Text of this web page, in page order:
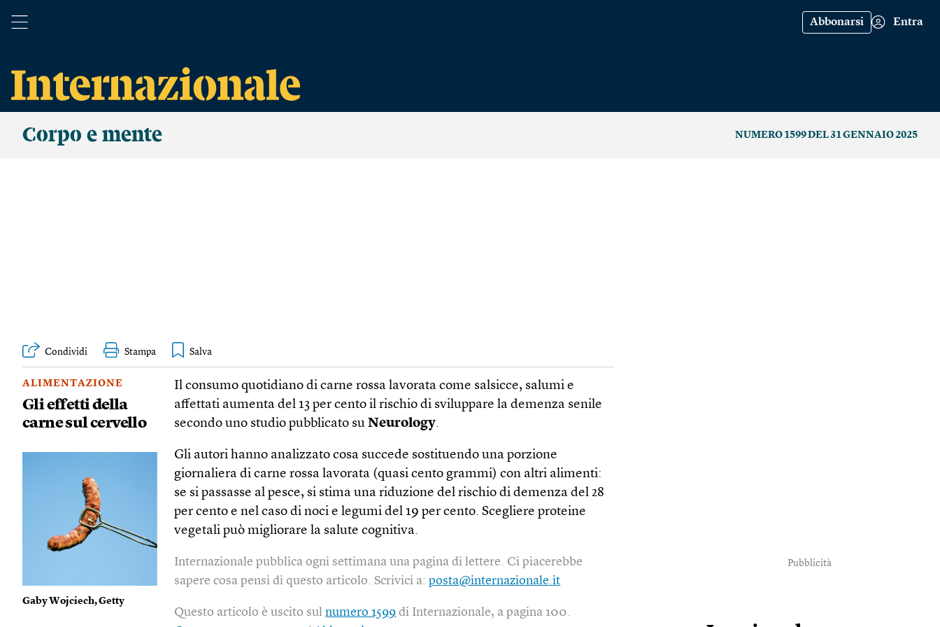
Abbonarsi Entra
Corpo e mente NUMERO 1599 DEL 31 GENNAIO 2025
Condividi Stampa
ALIMENTAZIONE
Gli effetti della
carne sul cervello
Gaby Wojciech, Getty
Il consumo quotidiano di carne rossa lavorata come salsicce, salumi e
affettati aumenta del 13 per cento il rischio di sviluppare la demenza senile
secondo uno studio pubblicato suNeurology.
Gli autori hanno analizzato cosa succede sostituendo una porzione
giornaliera di carne rossa lavorata (quasi cento grammi) con altri alimenti:
se si passasse al pesce, si stima una riduzione del rischio di demenza del 28
per cento e nel caso di noci e legumi del 19 per cento. Scegliere proteine
vegetali può migliorare la salute cognitiva.
Internazionale pubblica ogni settimana una pagina di lettere. Ci piacerebbe
sapere cosa pensi di questo articolo. Scrivici a:posta@internazionale.it
Questo articolo è uscito sulnumero 1599 di Internazionale, a pagina 100.
Pubblicità